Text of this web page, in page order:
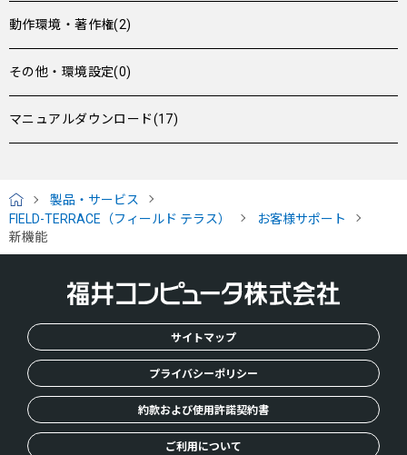
動作環境・著作権(2)
その他・環境設定(0)
マニュアルダウンロード(17)
H
O
製品・サービス
FIELD-TERRACE（フィールド テラス）
お客様サポート
新機能
サイトマップ
プライバシーポリシー
約款および使用許諾契約書
ご利用について